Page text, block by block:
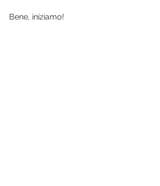
Bene, iniziamo!